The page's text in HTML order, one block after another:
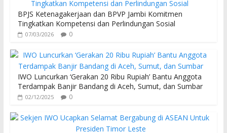
BPJS Ketenagakerjaan dan BPVP Jambi Komitmen
Tingkatkan Kompetensi dan Perlindungan Sosial
07/03/2026 0
IWO Luncurkan ‘Gerakan 20 Ribu Rupiah’ Bantu Anggota
Terdampak Banjir Bandang di Aceh, Sumut, dan Sumbar
02/12/2025 0